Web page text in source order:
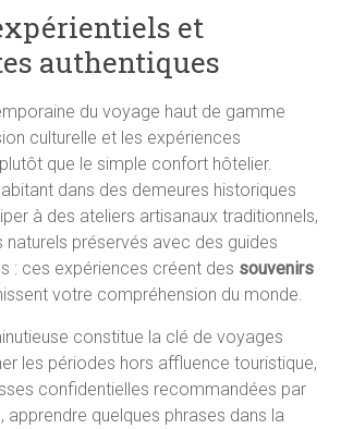
et
authentiques
du voyage haut de gamme
culturelle et les expériences
que le simple confort hôtelier.
dans des demeures historiques
à des ateliers artisanaux traditionnels,
naturels préservés avec des guides
: ces expériences créent des souvenirs
votre compréhension du monde.
constitue la clé de voyages
les périodes hors affluence touristique,
confidentielles recommandées par
apprendre quelques phrases dans la